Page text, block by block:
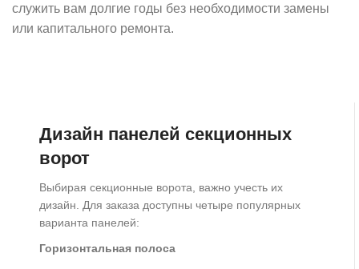
служить вам долгие годы без необходимости замены
или капитального ремонта.
Дизайн панелей секционных
ворот
Выбирая секционные ворота, важно учесть их
дизайн. Для заказа доступны четыре популярных
варианта панелей:
Горизонтальная полоса